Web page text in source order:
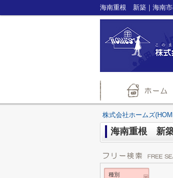
海南重根 新築｜海南市
株式会社ホームズ
海南重根 新
種別